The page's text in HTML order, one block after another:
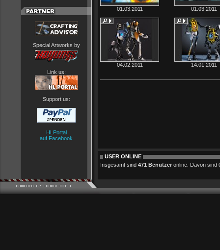
Special Artworks by
Link us:
Support us:
HLPortal
auf Facebook
01.03.2011 01.03.2011
04.02.2011 14.01.2011
USER ONLINE
Insgesamt sind 471 Benutzer online. Davon sind